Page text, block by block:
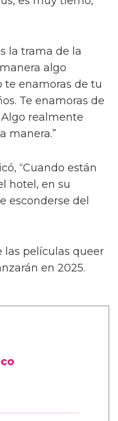
quiero una
realmente se
y peligroso
es muy tierno,”
la trama de la
algo
te enamoras de tu
manera.”
hotel, en su
las películas queer
en 2025.